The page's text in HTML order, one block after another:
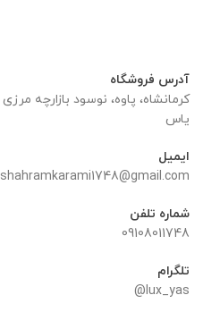
آدرس فروشگاه
یاس
ایمیل
shahramkarami1748@gmail.com
شماره تلفن
09108011748
تلگرام
lux_yas@